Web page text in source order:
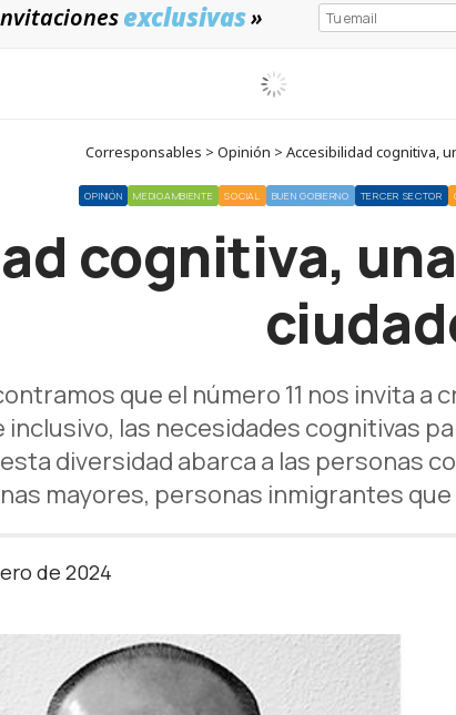
exclusivas»
Corresponsables > Opinión > Accesibilidad cognitiva,
OPINIÓN MEDIOAMBIENTE SOCIAL BUEN GOBIERNO TERCER SECTOR
cognitiva,
que el número 11 nos invita
las necesidades cognitivas
diversidad abarca a las personas
mayores, personas inmigrantes
de 2024